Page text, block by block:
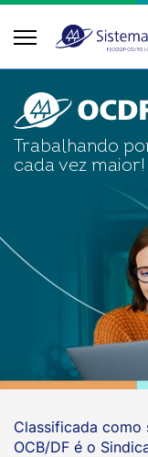
Trabalhando
cada vez maior!
Classificada
OCB/DF é o